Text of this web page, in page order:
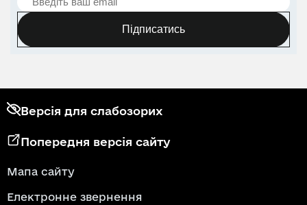
Підписатись
Версія для слабозорих
Попередня версія сайту
Мапа сайту
Електронне звернення